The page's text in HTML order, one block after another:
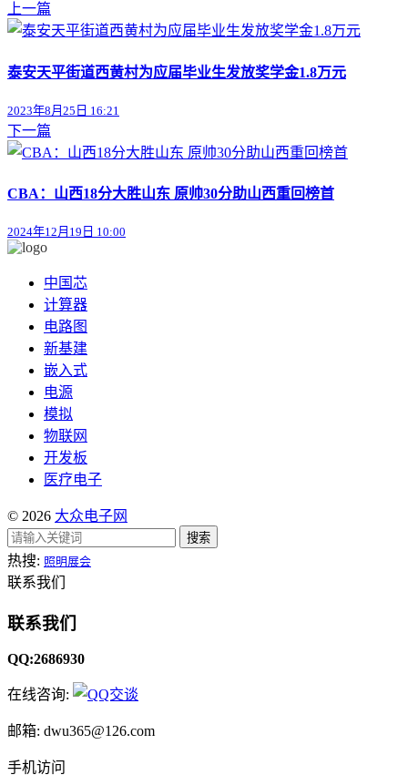
上一篇
泰安天平街道西黄村为应届毕业生发放奖学金1.8万元
2023年8月25日 16:21
下一篇
CBA：山西18分大胜山东 原帅30分助山西重回榜首
2024年12月19日 10:00
中国芯
计算器
电路图
新基建
嵌入式
电源
模拟
物联网
开发板
医疗电子
© 2026 大众电子网
搜索
热搜: 照明展会
联系我们
联系我们
QQ:2686930
在线咨询:
邮箱: dwu365@126.com
手机访问